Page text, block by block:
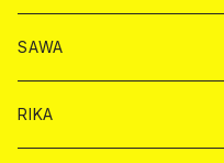
シャンパン
シャンパン
ヤードグラス
チェキ
ドリンク
ショット
チェキ
ドリンク
シャンパン
バイカ
SAWA
ドリンク
RIKA